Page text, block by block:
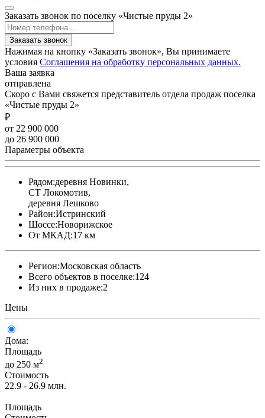
Заказать звонок по поселку «Чистые пруды 2»
Заказать звонок
Нажимая на кнопку «Заказать звонок», Вы принимаете
условия Соглашения на обработку персональных данных.
Ваша заявка
отправлена
Скоро с Вами свяжется представитель отдела продаж поселка
«Чистые пруды 2»
₽
от 22 900 000
до 26 900 000
Параметры объекта
Рядом:деревня Новинки,
СТ Локомотив,
деревня Лешково
Район:Истринский
Шоссе:Новорижское
От МКАД:17 км
Регион:Московская область
Всего объектов в поселке:124
Из них в продаже:2
Цены
Дома:
Площадь
до 250 м2
Стоимость
22.9 - 26.9 млн.
Площадь